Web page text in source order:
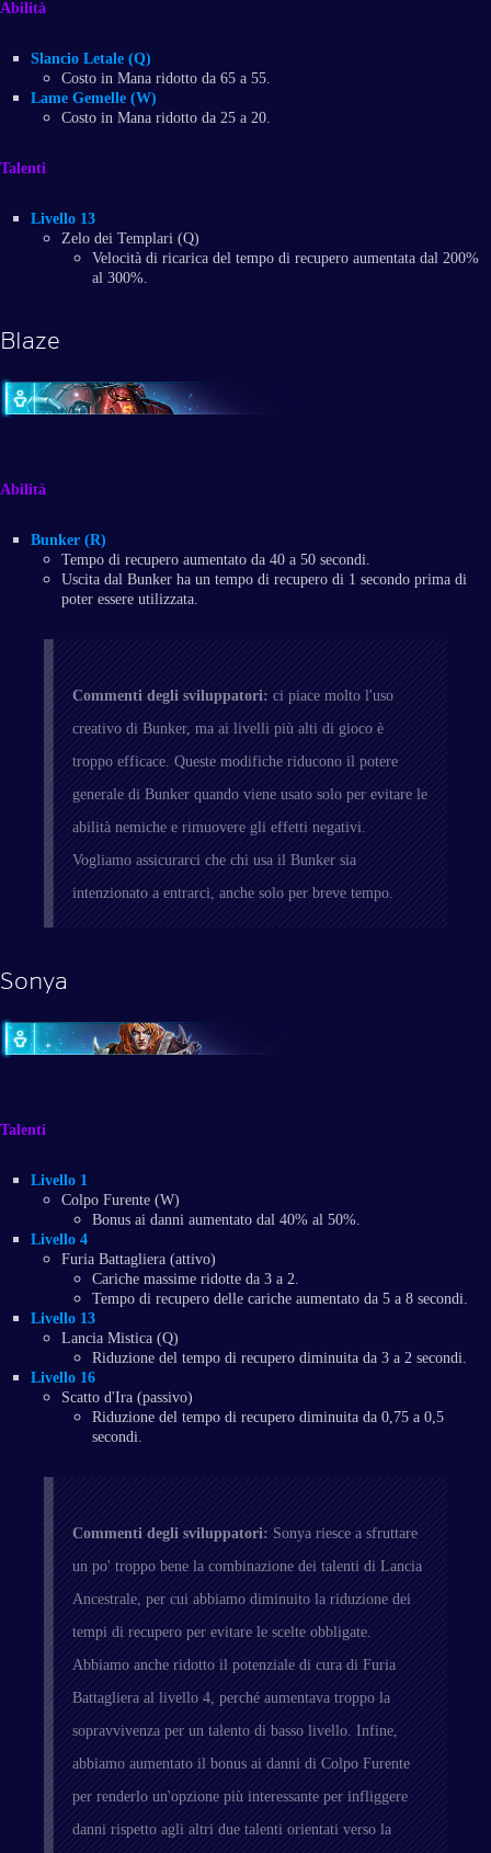
Abilità
Slancio Letale (Q)
Costo in Mana ridotto da 65 a 55.
Lame Gemelle (W)
Costo in Mana ridotto da 25 a 20.
Talenti
Livello 13
Zelo dei Templari (Q)
Velocità di ricarica del tempo di recupero aumentata dal 200%
al 300%.
Blaze
Abilità
Bunker (R)
Tempo di recupero aumentato da 40 a 50 secondi.
Uscita dal Bunker ha un tempo di recupero di 1 secondo prima di
poter essere utilizzata.
Commenti degli sviluppatori: ci piace molto l'uso
creativo di Bunker, ma ai livelli più alti di gioco è
troppo efficace. Queste modifiche riducono il potere
generale di Bunker quando viene usato solo per evitare le
abilità nemiche e rimuovere gli effetti negativi.
Vogliamo assicurarci che chi usa il Bunker sia
intenzionato a entrarci, anche solo per breve tempo.
Sonya
Talenti
Livello 1
Colpo Furente (W)
Bonus ai danni aumentato dal 40% al 50%.
Livello 4
Furia Battagliera (attivo)
Cariche massime ridotte da 3 a 2.
Tempo di recupero delle cariche aumentato da 5 a 8 secondi.
Livello 13
Lancia Mistica (Q)
Riduzione del tempo di recupero diminuita da 3 a 2 secondi.
Livello 16
Scatto d'Ira (passivo)
Riduzione del tempo di recupero diminuita da 0,75 a 0,5
secondi.
Commenti degli sviluppatori: Sonya riesce a sfruttare
un po' troppo bene la combinazione dei talenti di Lancia
Ancestrale, per cui abbiamo diminuito la riduzione dei
tempi di recupero per evitare le scelte obbligate.
Abbiamo anche ridotto il potenziale di cura di Furia
Battagliera al livello 4, perché aumentava troppo la
sopravvivenza per un talento di basso livello. Infine,
abbiamo aumentato il bonus ai danni di Colpo Furente
per renderlo un'opzione più interessante per infliggere
danni rispetto agli altri due talenti orientati verso la